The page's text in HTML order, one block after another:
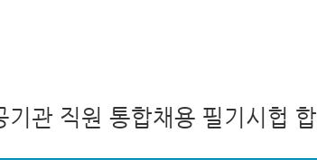
관 직원 통합채용 필기시헙